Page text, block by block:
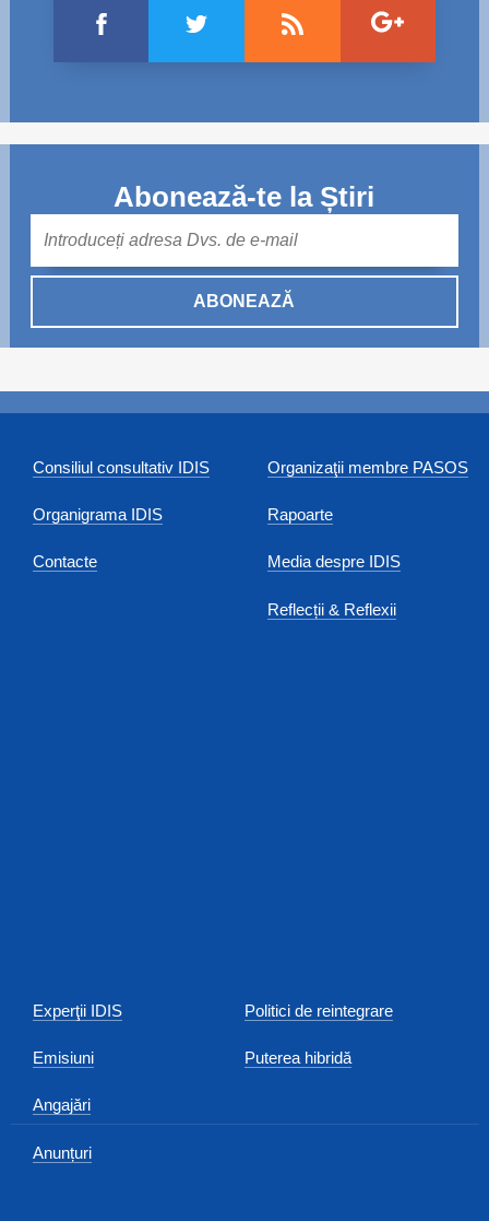
Abonează-te la Știri
ABONEAZĂ
Consiliul consultativ IDIS
Organigrama IDIS
Contacte
Organizaţii membre PASOS
Rapoarte
Media despre IDIS
Reflecții & Reflexii
Experţii IDIS
Emisiuni
Angajări
Anunțuri
Politici de reintegrare
Puterea hibridă